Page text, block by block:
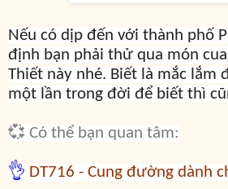
Nếu có dịp đến với thành phố
định bạn phải thử qua món
Thiết này nhé. Biết là mắc lắm
một lần trong đời để biết thì
💞 Có thể bạn quan tâm:
👌 DT716 - Cung đường dành